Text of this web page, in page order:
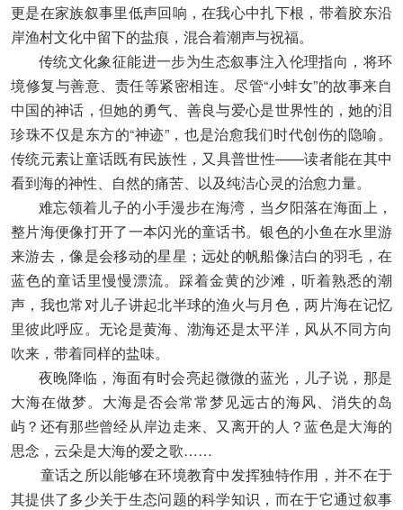
更是在家族叙事里低声回响，在我心中扎下根，带着胶东沿
岸渔村文化中留下的盐痕，混合着潮声与祝福。
传统文化象征能进一步为生态叙事注入伦理指向，将环
境修复与善意、责任等紧密相连。尽管“小蚌女”的故事来自
中国的神话，但她的勇气、善良与爱心是世界性的，她的泪
珍珠不仅是东方的“神迹”，也是治愈我们时代创伤的隐喻。
传统元素让童话既有民族性，又具普世性——读者能在其中
看到海的神性、自然的痛苦、以及纯洁心灵的治愈力量。
难忘领着儿子的小手漫步在海湾，当夕阳落在海面上，
整片海便像打开了一本闪光的童话书。银色的小鱼在水里游
来游去，像是会移动的星星；远处的帆船像洁白的羽毛，在
蓝色的童话里慢慢漂流。踩着金黄的沙滩，听着熟悉的潮
声，我也常对儿子讲起北半球的渔火与月色，两片海在记忆
里彼此呼应。无论是黄海、渤海还是太平洋，风从不同方向
吹来，带着同样的盐味。
夜晚降临，海面有时会亮起微微的蓝光，儿子说，那是
大海在做梦。大海是否会常常梦见远古的海风、消失的岛
屿？还有那些曾经从岸边走来、又离开的人？蓝色是大海的
思念，云朵是大海的爱之歌……
童话之所以能够在环境教育中发挥独特作用，并不在于
其提供了多少关于生态问题的科学知识，而在于它通过叙事